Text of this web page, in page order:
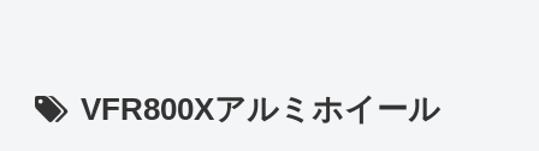
VFR800Xアルミホイール